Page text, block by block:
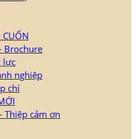
Brochure
lực
nghiệp
chí
Thiệp cảm ơn